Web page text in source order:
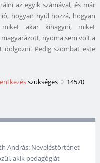
az egyik számával, és már
hogyan nyúl hozzá, hogyan
akar kihagyni, miket
magyarázott, nyoma sem volt a
dolgozni. Pedig szombat este
szükséges
14570
András: Neveléstörténet
akik pedagógiát